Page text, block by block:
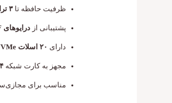
ظرفیت حافظه تا۳ ترابایت DDR4
پشتیبانی ازدرایوهای LFF و SFF
دارای ۲۰ اسلات NVMe
مجهز به کارت شبکه۴ پورت ۱GbE
مناسب برای